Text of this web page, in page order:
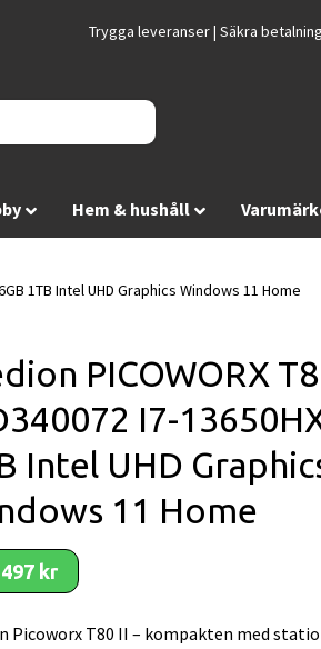
Trygga leveranser | Säkra
Hem & hushåll
1TB Intel UHD Graphics Windows 11 Home
PICOWORX
I7-
Intel UHD
11 Home
kr
Picoworx T80 II – kompakten med